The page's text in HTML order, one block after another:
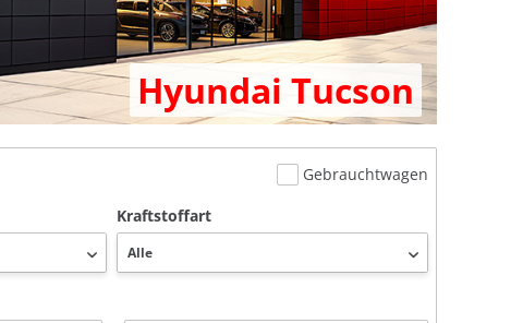
Hyundai Tucson
Gebrauchtwagen
Kraftstoffart